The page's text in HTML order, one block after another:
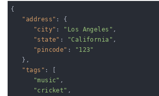
{
"address" : {
"city" : "Los Angeles" ,
"state" : "California" ,
"pincode" :
"123"
"tags" : [
"music" ,
"cricket" ,